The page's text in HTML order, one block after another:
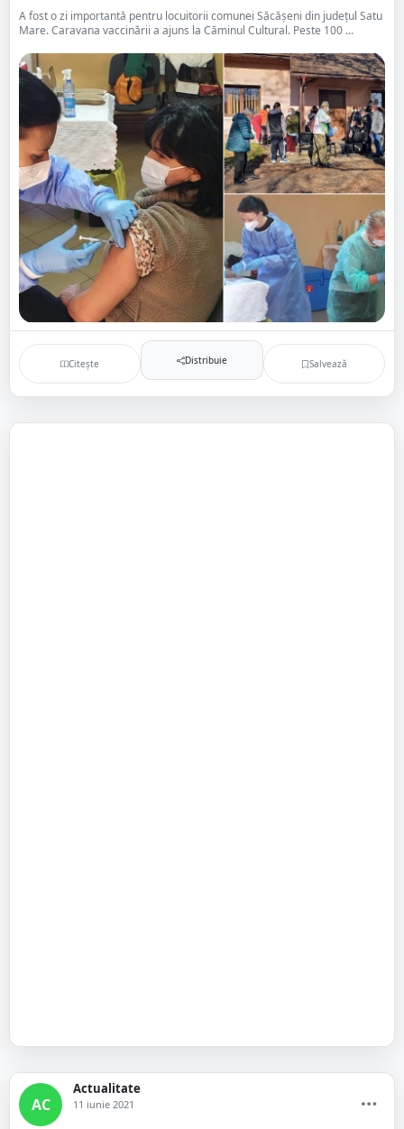
A fost o zi importantă pentru locuitorii comunei Săcășeni din județul Satu
Mare. Caravana vaccinării a ajuns la Căminul Cultural. Peste 100 ...
Citește Distribuie Salvează
AC
Actualitate
11 iunie 2021